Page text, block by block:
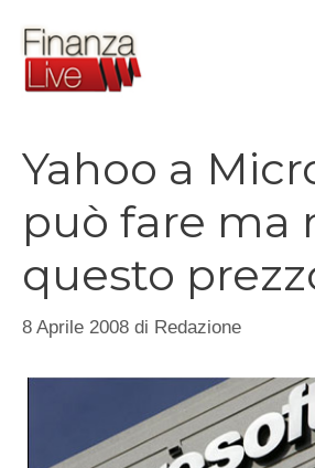
contenuto
Yahoo a
può fare ma
questo
8 Aprile 2008 di Redazione